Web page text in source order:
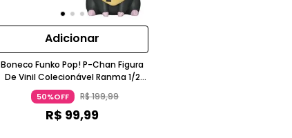
Adicionar
Boneco Funko Pop! P-Chan Figura
De Vinil Colecionável Ranma 1/2
Cinza Escuro Funko
50%OFF R$199,99
R$ 99,99